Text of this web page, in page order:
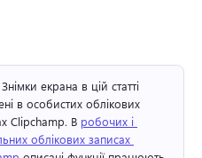
Знімки екрана в цій статті
в особистих облікових
Clipchamp. В робочих і
облікових записах